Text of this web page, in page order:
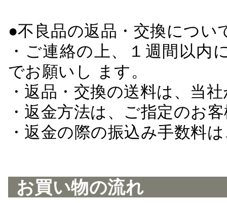
●不良品の返品・交換につい
・ご連絡の上、１週間以
でお願いし ます。
・返品・交換の送料は、当
・返金方法は、ご指定のお
・返金の際の振込み手数料
お買い物の流れ